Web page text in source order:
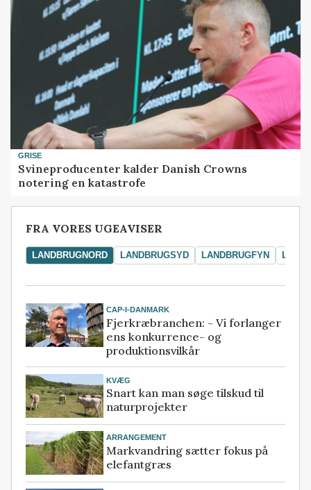
GRISE
Svineproducenter kalder Danish Crowns
notering en katastrofe
FRA VORES UGEAVISER
LANDBRUGNORD LANDBRUGSYD LANDBRUGFYN
CAP-I-DANMARK
Fjerkræbranchen: - Vi forlanger
ens konkurrence- og
produktionsvilkår
KVÆG
Snart kan man søge tilskud til
naturprojekter
ARRANGEMENT
Markvandring sætter fokus på
elefantgræs